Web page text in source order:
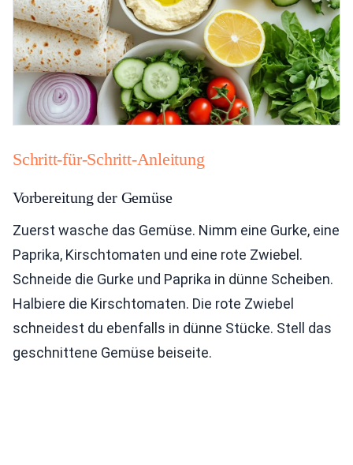
Schritt-für-Schritt-Anleitung
Vorbereitung der Gemüse
Zuerst wasche das Gemüse. Nimm eine Gurke, eine
Paprika, Kirschtomaten und eine rote Zwiebel.
Schneide die Gurke und Paprika in dünne Scheiben.
Halbiere die Kirschtomaten. Die rote Zwiebel
schneidest du ebenfalls in dünne Stücke. Stell das
geschnittene Gemüse beiseite.